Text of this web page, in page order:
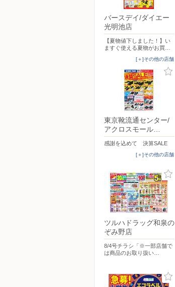
バースデイ/ダイエー
光明池店
【夏物値下しました！】い
ますぐ使える夏物がお買…
[＋]その他の店舗
東京靴流通センター/
アクロスモール…
感謝を込めて 決算SALE
[＋]その他の店舗
ツルハドラッグ和泉の
ぞみ野店
8/4号チラシ「※一部店舗で
は商品のお取り扱い…